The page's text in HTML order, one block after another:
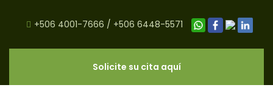
+506 4001-7666 / +506 6448-5571
Solicite su cita aquí